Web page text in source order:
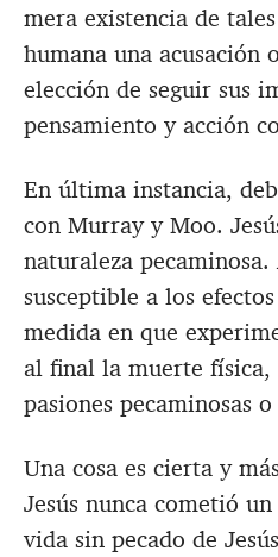
mera existencia de
humana una acusación
elección de seguir sus
pensamiento y acción
En última instancia,
con Murray y Moo.
naturaleza pecaminosa.
susceptible a los
medida en que
al final la muerte
pasiones pecaminosas
Una cosa es cierta y
Jesús nunca cometió
vida sin pecado de